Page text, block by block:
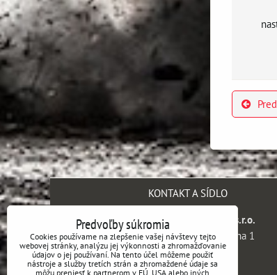
KONTAKT A SÍDLO
SH engineering company s.r.o.
Kaprova 42/14, 110 00 Praha 1
Česká republika
Predvoľby súkromia
Cookies používame na zlepšenie vašej návštevy tejto
webovej stránky, analýzu jej výkonnosti a zhromažďovanie
údajov o jej používaní. Na tento účel môžeme použiť
nástroje a služby tretích strán a zhromaždené údaje sa
môžu preniesť k partnerom v EÚ, USA alebo iných